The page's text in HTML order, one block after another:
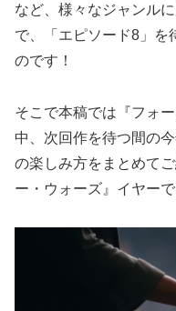
など、様々なジャンル
で、「エピソード8」を
のです！
そこで本稿では『フォ
中、次回作を待つ間の
の楽しみ方をまとめて
ー・ウォーズ』イヤー